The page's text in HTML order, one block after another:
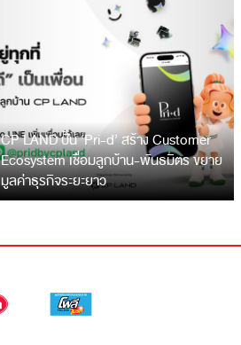
CP LAND ปั้น ‘Pri-d’ สร้าง Customer
Ecosystem เชื่อมลูกบ้าน-พันธมิตร ขยาย
มูลค่าธุรกิจระยะยาว